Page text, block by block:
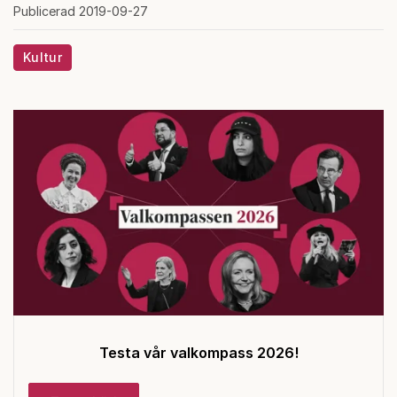
Publicerad 2019-09-27
Kultur
Testa vår valkompass 2026!